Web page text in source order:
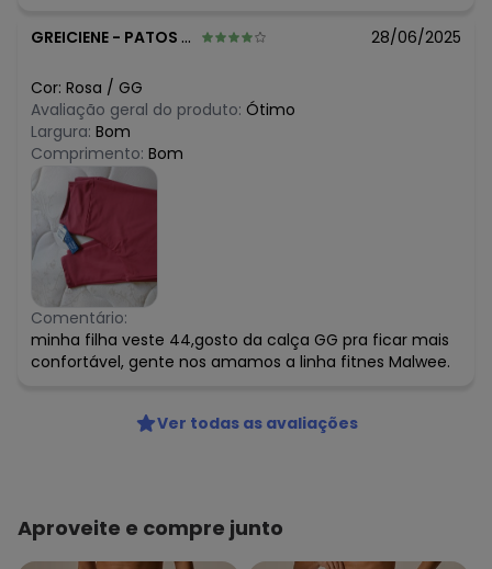
GREICIENE - PATOS DE MINAS - MG 28/06/2025
Cor: Rosa / GG
Avaliação geral do produto: Ótimo
Largura: Bom
Comprimento: Bom
Comentário:
minha filha veste 44,gosto da calça GG pra ficar mais
confortável, gente nos amamos a linha fitnes Malwee.
Ver todas as avaliações
Aproveite e compre junto